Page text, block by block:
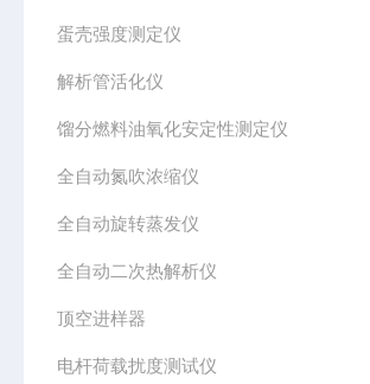
蛋壳强度测定仪
解析管活化仪
馏分燃料油氧化安定性测定仪
全自动氮吹浓缩仪
全自动旋转蒸发仪
全自动二次热解析仪
顶空进样器
电杆荷载扰度测试仪